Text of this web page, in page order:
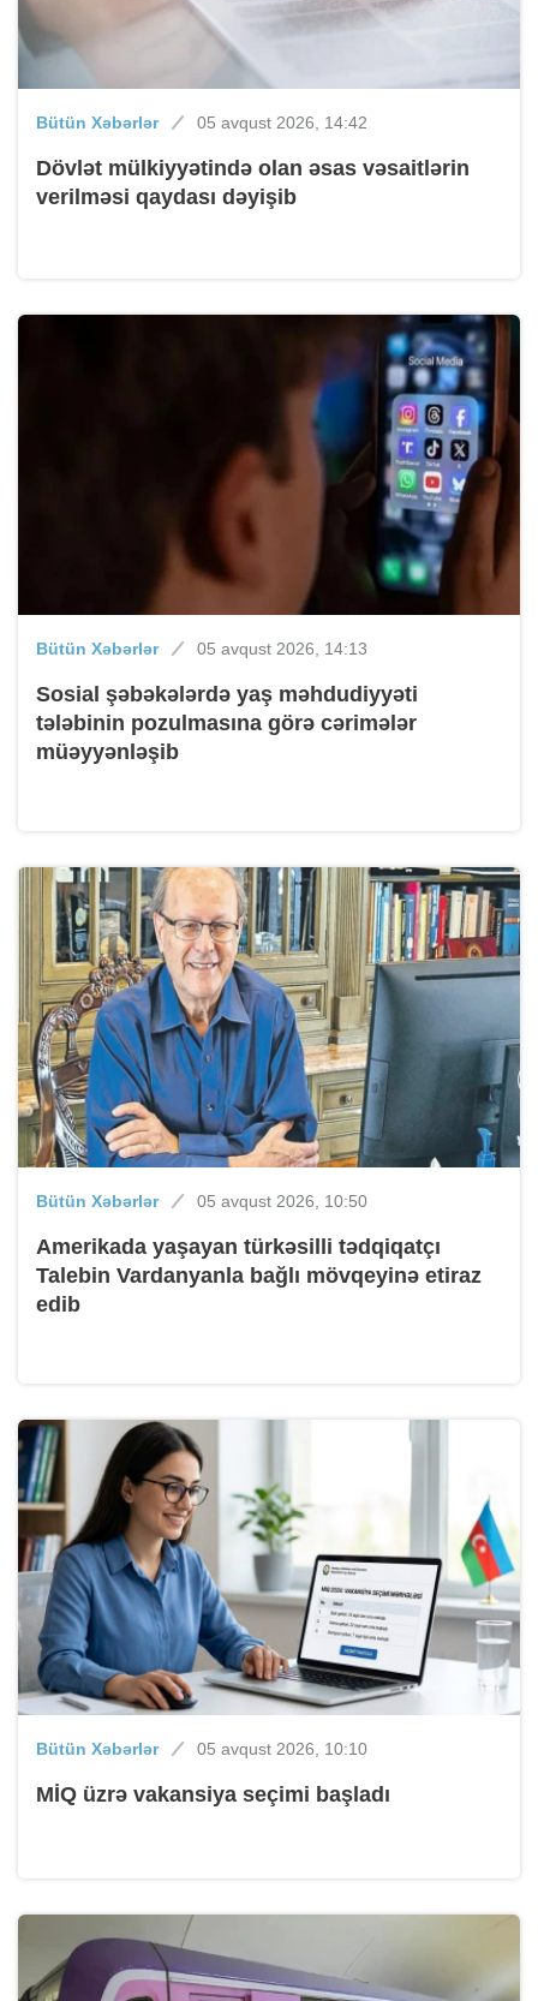
Bütün Xəbərlər 05 avqust 2026, 14:42
Dövlət mülkiyyətində olan əsas vəsaitlərin
verilməsi qaydası dəyişib
Bütün Xəbərlər 05 avqust 2026, 14:13
Sosial şəbəkələrdə yaş məhdudiyyəti
tələbinin pozulmasına görə cərimələr
müəyyənləşib
Bütün Xəbərlər 05 avqust 2026, 10:50
Amerikada yaşayan türkəsilli tədqiqatçı
Talebin Vardanyanla bağlı mövqeyinə etiraz
edib
Bütün Xəbərlər 05 avqust 2026, 10:10
MİQ üzrə vakansiya seçimi başladı